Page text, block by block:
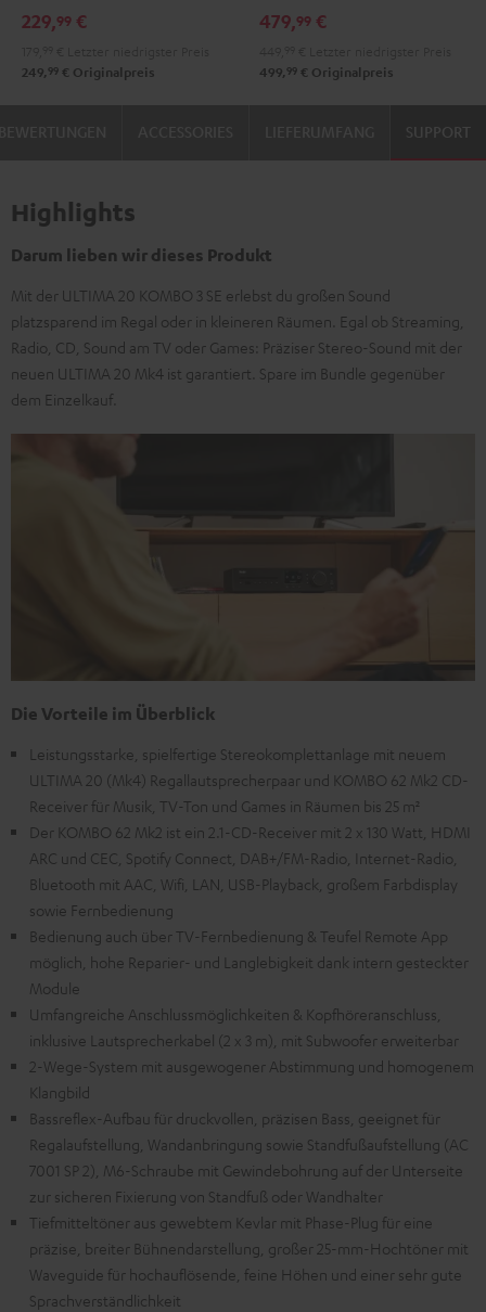
229,99 €
249, 99 € Originalpreis
479,99 €
499, 99 € Originalpreis
SUPPORT
Highlights
Darum lieben wir dieses Produkt
Mit der ULTIMA 20 KOMBO 3 SE erlebst du großen Sound
platzsparend im Regal oder in kleineren Räumen. Egal ob Streaming,
Radio, CD, Sound am TV oder Games: Präziser Stereo-Sound mit der
neuen ULTIMA 20 Mk4 ist garantiert. Spare im Bundle gegenüber
dem Einzelkauf.
Die Vorteile im Überblick
Leistungsstarke, spielfertige Stereokomplettanlage mit neuem
ULTIMA 20 (Mk4) Regallautsprecherpaar und KOMBO 62 Mk2 CD-
Receiver für Musik, TV-Ton und Games in Räumen bis 25 m²
Der KOMBO 62 Mk2 ist ein 2.1-CD-Receiver mit 2 x 130 Watt, HDMI
ARC und CEC, Spotify Connect, DAB+/FM-Radio, Internet-Radio,
Bluetooth mit AAC, Wifi, LAN, USB-Playback, großem Farbdisplay
sowie Fernbedienung
Bedienung auch über TV-Fernbedienung & Teufel Remote App
möglich, hohe Reparier- und Langlebigkeit dank intern gesteckter
Module
Umfangreiche Anschlussmöglichkeiten & Kopfhöreranschluss,
inklusive Lautsprecherkabel (2 x 3 m), mit Subwoofer erweiterbar
2-Wege-System mit ausgewogener Abstimmung und homogenem
Klangbild
Bassreflex-Aufbau für druckvollen, präzisen Bass, geeignet für
Regalaufstellung, Wandanbringung sowie Standfußaufstellung (AC
7001 SP 2), M6-Schraube mit Gewindebohrung auf der Unterseite
zur sicheren Fixierung von Standfuß oder Wandhalter
Tiefmitteltöner aus gewebtem Kevlar mit Phase-Plug für eine
präzise, breiter Bühnendarstellung, großer 25-mm-Hochtöner mit
Waveguide für hochauflösende, feine Höhen und einer sehr gute
Sprachverständlichkeit